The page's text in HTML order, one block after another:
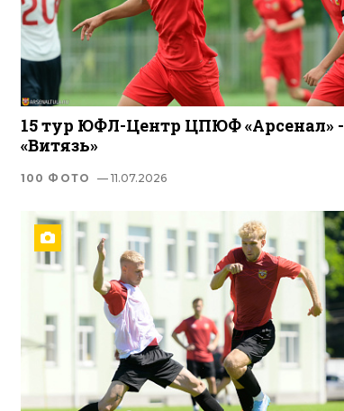
15 тур ЮФЛ-Центр ЦПЮФ «Арсенал» -
«Витязь»
100 ФОТО — 11.07.2026